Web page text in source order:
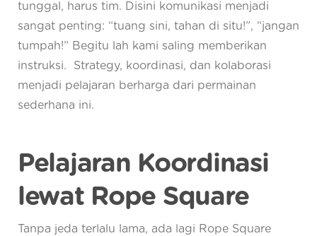
tunggal, harus tim. Disini komunikasi menjadi
sangat penting: “tuang sini, tahan di situ!”, “jangan
tumpah!” Begitu lah kami saling memberikan
instruksi. Strategy, koordinasi, dan kolaborasi
menjadi pelajaran berharga dari permainan
sederhana ini.
Pelajaran Koordinasi
lewat Rope Square
Tanpa jeda terlalu lama, ada lagi Rope Square